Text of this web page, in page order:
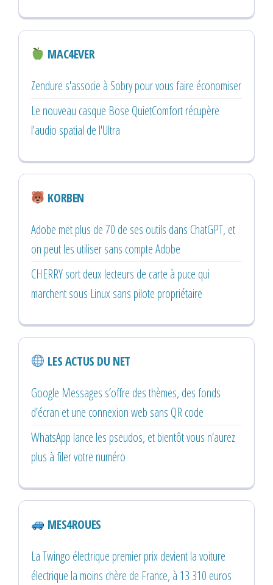
MAC4EVER
Zendure s'associe à Sobry pour vous faire économiser
Le nouveau casque Bose QuietComfort récupère
l'audio spatial de l'Ultra
KORBEN
Adobe met plus de 70 de ses outils dans ChatGPT, et
on peut les utiliser sans compte Adobe
CHERRY sort deux lecteurs de carte à puce qui
marchent sous Linux sans pilote propriétaire
LES ACTUS DU NET
Google Messages s’offre des thèmes, des fonds
d’écran et une connexion web sans QR code
WhatsApp lance les pseudos, et bientôt vous n’aurez
plus à filer votre numéro
MES4ROUES
La Twingo électrique premier prix devient la voiture
électrique la moins chère de France, à 13 310 euros